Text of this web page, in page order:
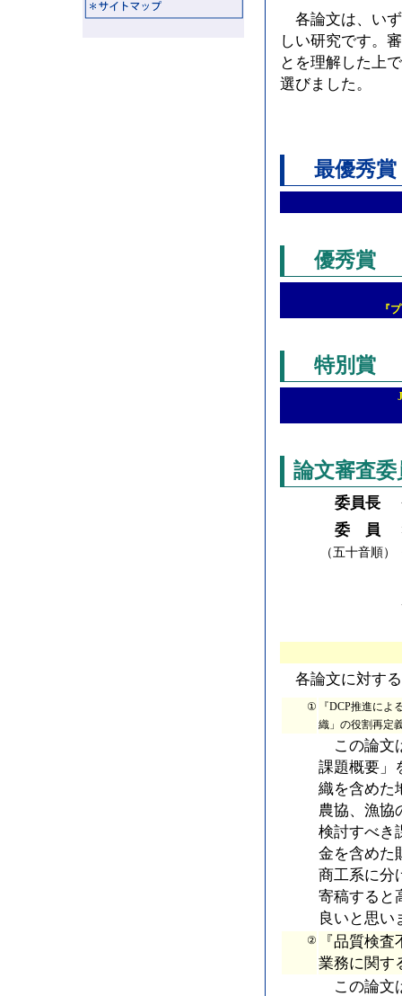
各論文は、い
しい研究です。
とを理解した上
選びました。
最優秀賞
優秀賞
『プ
特別賞
論文審査委
委員長
委 員
（五十音順）
各論文に対す
①
『DCP推進に
織」の役割再定
この論文
課題概要」
織を含めた
農協、漁協
検討すべき
金を含めた
商工系に分
寄稿すると
良いと思い
②
『品質検
業務に関す
この論文